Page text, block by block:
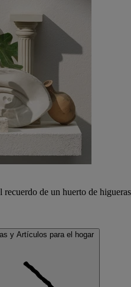
de un huerto de higueras
y Artículos para el hogar